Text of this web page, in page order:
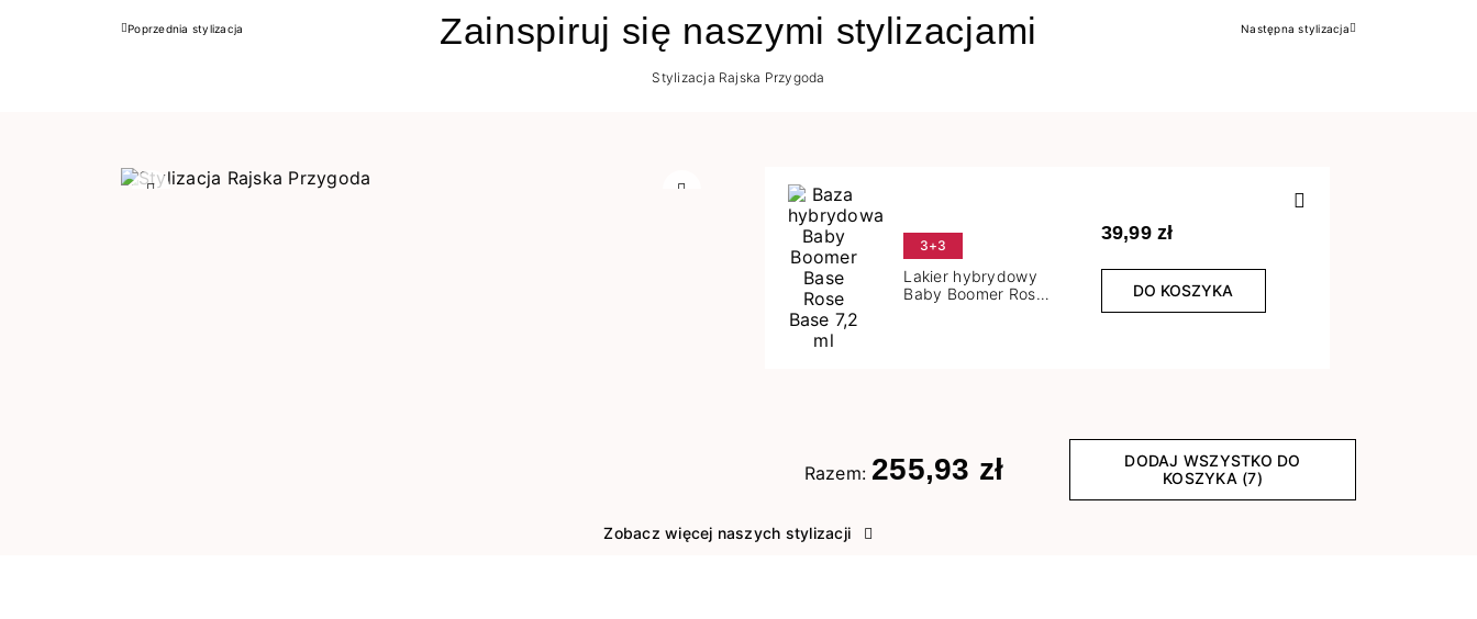
Zainspiruj się naszymi stylizacjami
Poprzedni
Poprzednia stylizacja Następny
Następna stylizacja
Stylizacja Rajska Przygoda
3+3
Lakier hybrydowy
Baby Boomer Rose
39,99 zł
DO KOSZYKA
Razem: 255,93 zł
DODAJ WSZYSTKO DO
KOSZYKA (7)
Zobacz więcej naszych stylizacji